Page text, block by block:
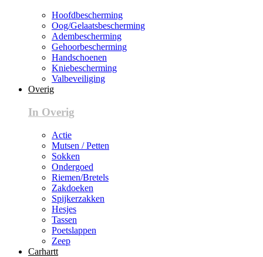
Hoofdbescherming
Oog/Gelaatsbescherming
Adembescherming
Gehoorbescherming
Handschoenen
Kniebescherming
Valbeveiliging
Overig
In Overig
Actie
Mutsen / Petten
Sokken
Ondergoed
Riemen/Bretels
Zakdoeken
Spijkerzakken
Hesjes
Tassen
Poetslappen
Zeep
Carhartt